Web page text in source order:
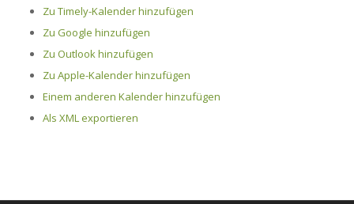
Zu Timely-Kalender hinzufügen
Zu Google hinzufügen
Zu Outlook hinzufügen
Zu Apple-Kalender hinzufügen
Einem anderen Kalender hinzufügen
Als XML exportieren